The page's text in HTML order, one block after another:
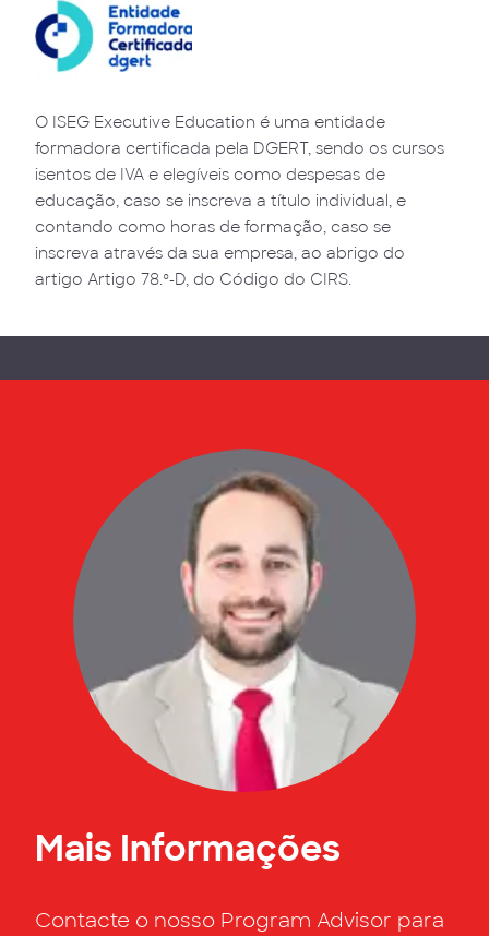
O ISEG Executive Education é uma entidade
formadora certificada pela DGERT, sendo os cursos
isentos de IVA e elegíveis como despesas de
educação, caso se inscreva a título individual, e
contando como horas de formação, caso se
inscreva através da sua empresa, ao abrigo do
artigo Artigo 78.º-D, do Código do CIRS.
Mais Informações
Contacte o nosso Program Advisor para